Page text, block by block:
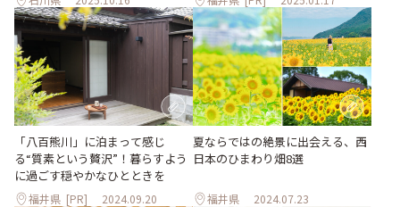
「八百熊川」に泊まって感じ
る“質素という贅沢”！暮らすよう
に過ごす穏やかなひとときを
福井県 [PR] 2024.09.20
夏ならではの絶景に出会える、西
日本のひまわり畑8選
福井県 2024.07.23